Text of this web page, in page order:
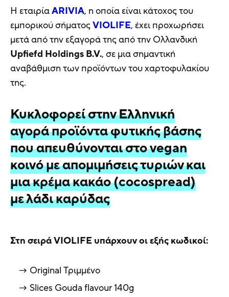
H εταιρίαARIVIA, η οποία είναι κάτοχος του
εμπορικού σήματοςVIOLIFE, έχει προχωρήσει
μετά από την εξαγορά της από την Ολλανδική
Upfiefd Holdings B.V., σε μια σημαντική
αναβάθμιση των προϊόντων του χαρτοφυλακίου
της.
Κυκλοφορεί στην Ελληνική
αγορά προϊόντα φυτικής βάσης
που απευθύνονται στο vegan
κοινό με απομιμήσεις τυριών και
μια κρέμα κακάο (cocospread)
με λάδι καρύδας
Στη σειρά VIOLIFE υπάρχουν οι εξής κωδικοί:
Original Τριμμένο
Slices Gouda flavour 140g